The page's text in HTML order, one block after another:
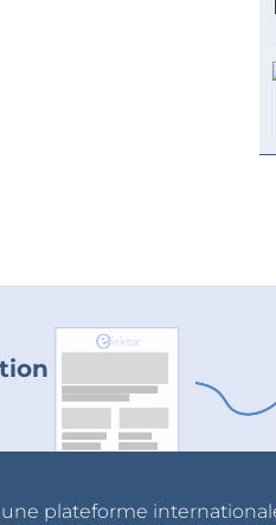
une plateforme